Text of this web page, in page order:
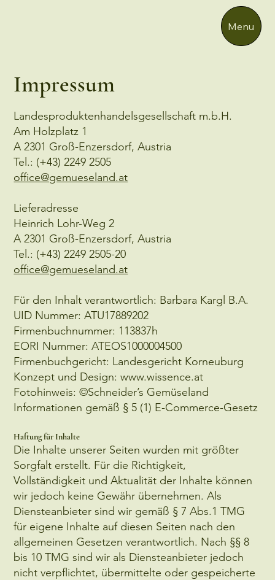
Menu
Impressum
Landesproduktenhandelsgesellschaft m.b.H.
Am Holzplatz 1
A 2301 Groß-Enzersdorf, Austria
Tel.: (+43) 2249 2505
office@gemueseland.at
Lieferadresse
Heinrich Lohr-Weg 2
A 2301 Groß-Enzersdorf, Austria
Tel.: (+43) 2249 2505-20
office@gemueseland.at
Für den Inhalt verantwortlich: Barbara Kargl B.A.
UID Nummer: ATU17889202
Firmenbuchnummer: 113837h
EORI Nummer: ATEOS1000004500
Firmenbuchgericht: Landesgericht Korneuburg
Konzept und Design:www.wissence.at
Fotohinweis: ©Schneider’s Gemüseland
Informationen gemäß § 5 (1) E-Commerce-Gesetz
Haftung für Inhalte
Die Inhalte unserer Seiten wurden mit größter
Sorgfalt erstellt. Für die Richtigkeit,
Vollständigkeit und Aktualität der Inhalte können
wir jedoch keine Gewähr übernehmen. Als
Diensteanbieter sind wir gemäß § 7 Abs.1 TMG
für eigene Inhalte auf diesen Seiten nach den
allgemeinen Gesetzen verantwortlich. Nach §§ 8
bis 10 TMG sind wir als Diensteanbieter jedoch
nicht verpflichtet, übermittelte oder gespeicherte